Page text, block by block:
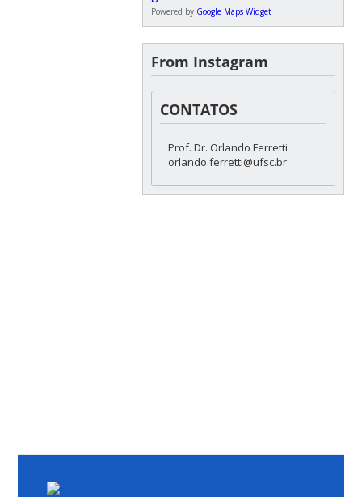
Powered by Google Maps Widget
From Instagram
CONTATOS
Prof. Dr. Orlando Ferretti
orlando.ferretti@ufsc.br